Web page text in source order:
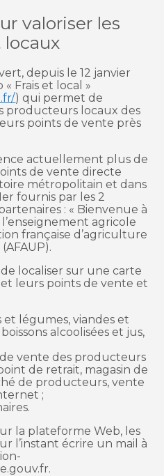
valoriser les
depuis le 12 janvier
Frais et local »
) qui permet de
producteurs locaux des
points de vente près
actuellement plus de
de vente directe
métropolitain et dans
fournis par les 2
: « Bienvenue à
l’enseignement agricole
française d’agriculture
localiser sur une carte
leurs points de vente et
légumes, viandes et
alcoolisées et jus,
vente des producteurs
de retrait, magasin de
de producteurs, vente
;
la plateforme Web, les
l’instant écrire un mail à